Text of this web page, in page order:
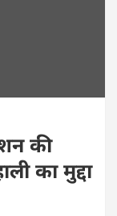
की
का मुद्दा